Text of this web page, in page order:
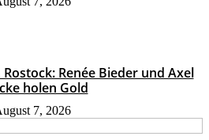
Renée Bieder und Axel
holen Gold
7, 2026